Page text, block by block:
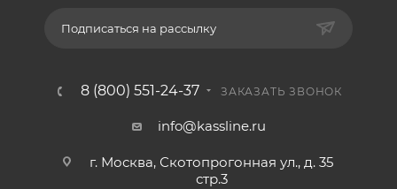
Подписаться на рассылку
8 (800) 551-24-37 ЗАКАЗАТЬ ЗВОНОК
info@kassline.ru
г. Москва, Скотопрогонная ул., д. 35
стр.3